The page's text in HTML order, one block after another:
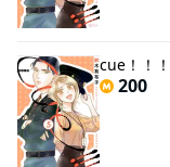
cue！！
200